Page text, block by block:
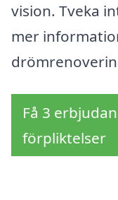
vision. Tveka
mer
Få 3
förpliktelser